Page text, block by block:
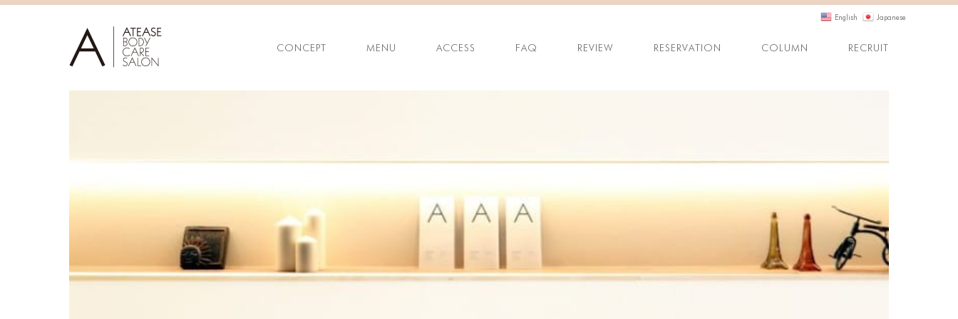
CONCEPT MENU ACCESS FAQ REVIEW RESERVATION COLUMN RECRUIT
English Japanese